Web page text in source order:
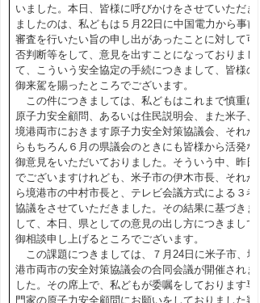
いました。本日、皆様に呼びかけをさせていただき
ましたのは、私どもは５月22日に中国電力から事前
審査を行いたい旨の申し出があったことに対して可
否判断等をして、意見を出すことになっておりまし
て、こういう安全協定の手続につきまして、皆様の
御来駕を賜ったところでございます。
この件につきましては、私どもはこれまで慎重に
原子力安全顧問、あるいは住民説明会、また米子、
境港両市におきます原子力安全対策協議会、それか
らもちろん６月の県議会のときにも皆様から活発な
御意見をいただいておりました。そういう中、昨日
でございますけれども、米子市の伊木市長、それか
ら境港市の中村市長と、テレビ会議方式による３者
協議をさせていただきました。その結果に基づきま
して、本日、県としての意見の出し方につきまして
御相談申し上げるところでございます。
この課題につきましては、７月24日に米子市、境
港市両市の安全対策協議会の合同会議が開催されま
した。その席上で、私どもが委嘱をしております専
門家の原子力安全顧問にお願いをしておりました審